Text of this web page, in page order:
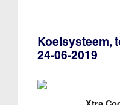
Koelsysteem,
24-06-2019